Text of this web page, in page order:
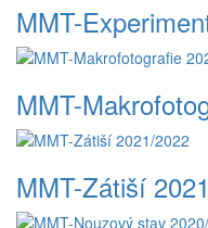
MMT-
MMT-
MMT-Zátiší